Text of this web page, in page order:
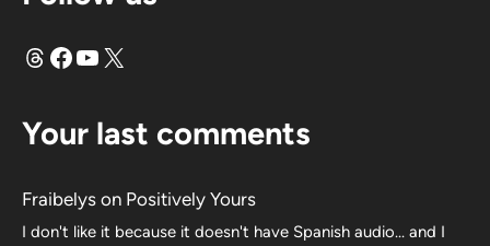
Threads
Facebook
YouTube
X
Your last comments
Fraibelys on Positively Yours
I don't like it because it doesn't have Spanish audio... and I